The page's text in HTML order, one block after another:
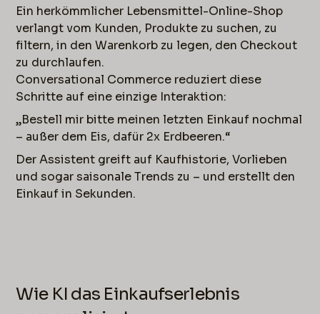
Ein herkömmlicher Lebensmittel-Online-Shop
verlangt vom Kunden, Produkte zu suchen, zu
filtern, in den Warenkorb zu legen, den Checkout
zu durchlaufen.
Conversational Commerce reduziert diese
Schritte auf eine einzige Interaktion:
„Bestell mir bitte meinen letzten Einkauf nochmal
– außer dem Eis, dafür 2x Erdbeeren.“
Der Assistent greift auf Kaufhistorie, Vorlieben
und sogar saisonale Trends zu – und erstellt den
Einkauf in Sekunden.
Wie KI das Einkaufserlebnis